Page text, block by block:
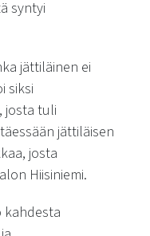
syntyi
jättiläinen ei
siksi
josta tuli
jättiläisen
josta
Hiisiniemi.
kahdesta